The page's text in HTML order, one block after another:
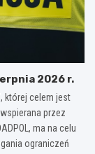
2026 r.
której celem jest
przez
ma na celu
ograniczeń